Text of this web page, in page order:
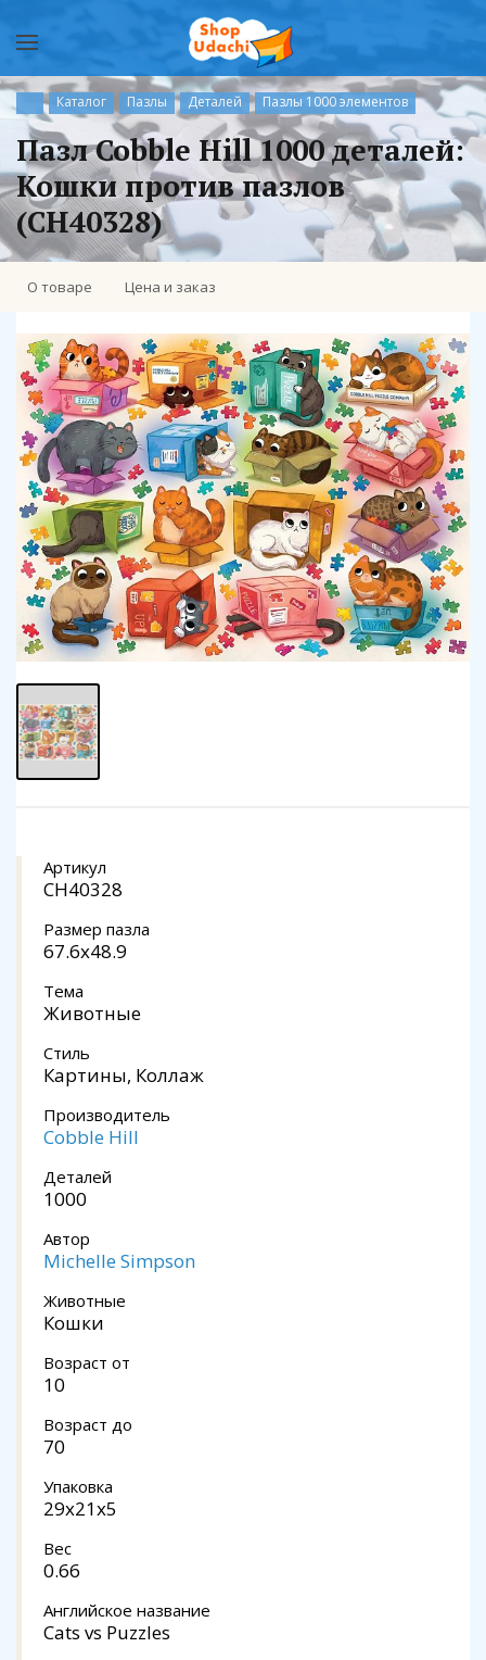
Каталог Пазлы Деталей Пазлы 1000 элементов
Пазл Cobble Hill 1000 деталей:
Кошки против пазлов
(CH40328)
О товаре Цена и заказ
Артикул
CH40328
Размер пазла
67.6x48.9
Тема
Животные
Стиль
Картины, Коллаж
Производитель
Cobble Hill
Деталей
1000
Автор
Michelle Simpson
Животные
Кошки
Возраст от
10
Возраст до
70
Упаковка
29x21x5
Вес
0.66
Английское название
Cats vs Puzzles